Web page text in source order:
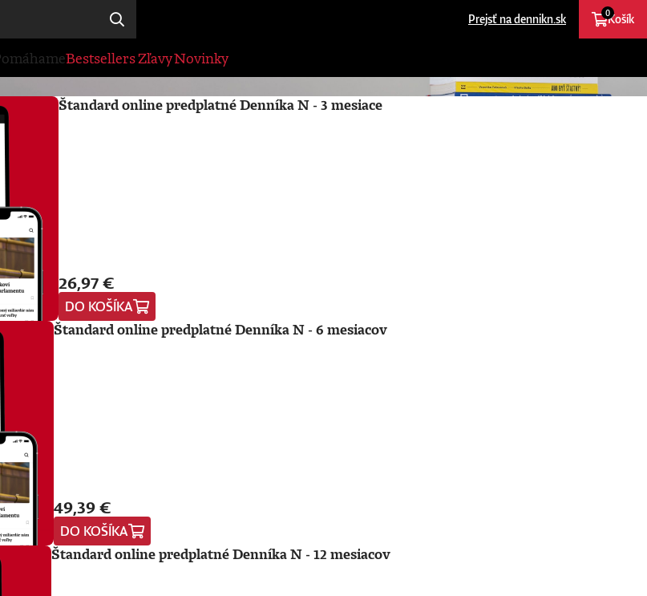
Prejsť na dennikn.sk Košík
0
BestsellersZľavyNovinky
Štandard online predplatné Denníka N - 3 mesiace
26,97 €
DO KOŠÍKA
Štandard online predplatné Denníka N - 6 mesiacov
49,39 €
DO KOŠÍKA
Štandard online predplatné Denníka N - 12 mesiacov